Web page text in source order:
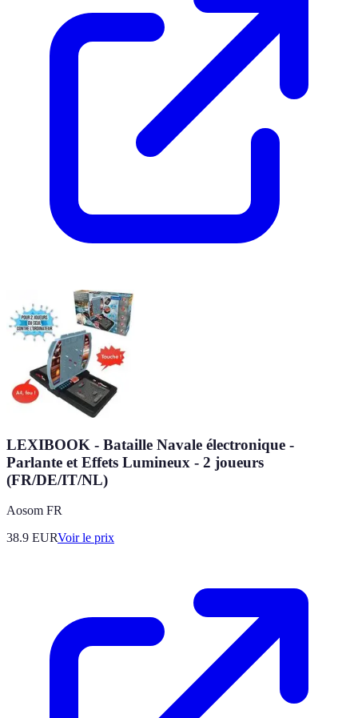
LEXIBOOK - Bataille Navale électronique -
Parlante et Effets Lumineux - 2 joueurs
(FR/DE/IT/NL)
Aosom FR
38.9 EURVoir le prix